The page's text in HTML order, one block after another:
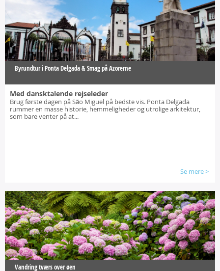
Byrundtur i Ponta Delgada & Smag på Azorerne
Med dansktalende rejseleder
Brug første dagen på São Miguel på bedste vis. Ponta Delgada
rummer en masse historie, hemmeligheder og utrolige arkitektur,
som bare venter på at...
Se mere>
Vandring tværs over øen